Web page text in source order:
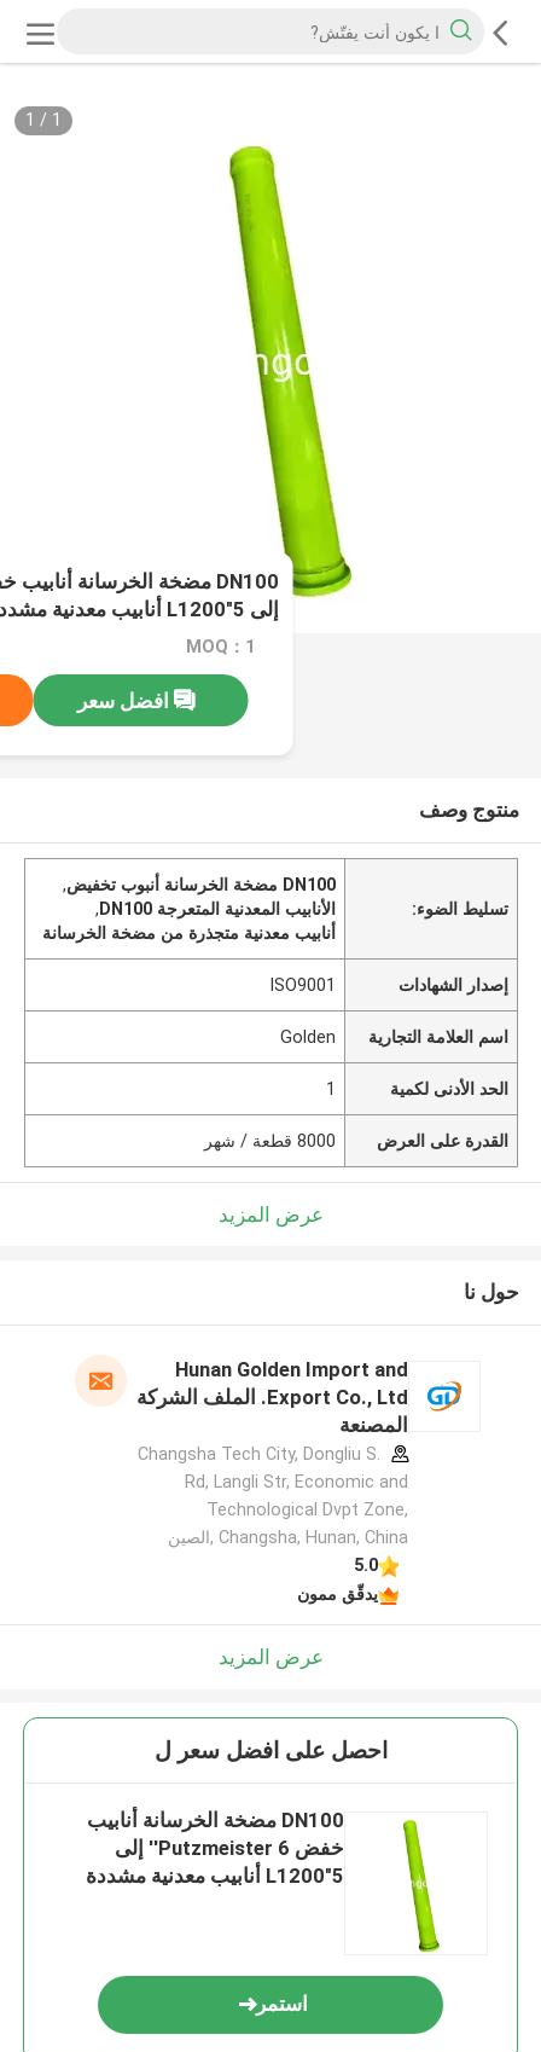
1
/
1
إلى 5"L1200 أنابيب معدنية مشددة
MOQ：1
افضل سعر
منتوج وصف
تسليط الضوء:
DN100 مضخة الخرسانة أنبوب تخفيض
,
الأنابيب المعدنية المتعرجة DN100
,
أنابيب معدنية متجذرة من مضخة الخرسانة
إصدار الشهادات ISO9001
اسم العلامة التجارية Golden
الحد الأدنى لكمية 1
القدرة على العرض 8000 قطعة / شهر
عرض المزيد
حول نا
Hunan Golden Import and
Export Co., Ltd. الملف الشركة
المصنعة
Changsha Tech City, Dongliu S.
Rd, Langli Str, Economic and
Technological Dvpt Zone,
Changsha, Hunan, China ,الصين
5.0
يدقّق ممون
عرض المزيد
احصل على افضل سعر ل
DN100 مضخة الخرسانة أنابيب
خفض Putzmeister 6'' إلى
5"L1200 أنابيب معدنية مشددة
استمر